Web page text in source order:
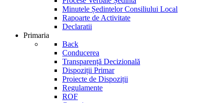
Minutele Ședintelor Consiliului Local
Rapoarte de Activitate
Declaratii
Primaria
Back
Conducerea
Transparență Decizională
Dispoziții Primar
Proiecte de Dispoziții
Regulamente
ROF